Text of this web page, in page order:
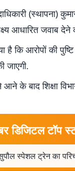
(स्थापना)
आधारित जवाब देने
है कि आरोपों की
जाएगी.
आने के बाद शिक्षा
डिजिटल टॉप
स्पेशल ट्रेन का